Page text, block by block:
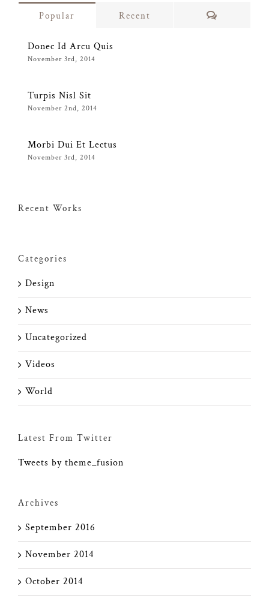
Popular Recent
Donec Id Arcu Quis
November 3rd, 2014
Turpis Nisl Sit
November 2nd, 2014
Morbi Dui Et Lectus
November 3rd, 2014
Recent Works
Categories
Design
News
Uncategorized
Videos
World
Latest From Twitter
Tweets by theme_fusion
Archives
September 2016
November 2014
October 2014